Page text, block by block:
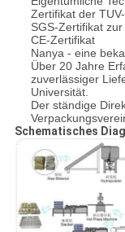
Zertifikat der
SGS-Zertifikat
CE-Zertifikat
Nanya - eine
Über 20 Jahre
zuverlässiger
Universität.
Der ständige
Schematisches